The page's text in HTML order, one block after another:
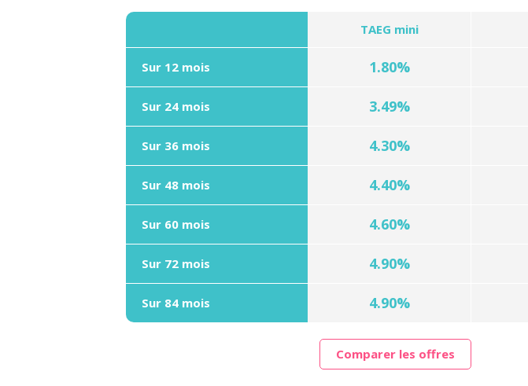
TAEG mini
Sur 12 mois 1.80%
Sur 24 mois 3.49%
Sur 36 mois 4.30%
Sur 48 mois 4.40%
Sur 60 mois 4.60%
Sur 72 mois 4.90%
Sur 84 mois 4.90%
Comparer les offres